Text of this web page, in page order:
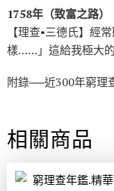
1758年（致富之路）
【理查•三德氏】經
樣……」這給我極大的
附錄──近300年窮理
相關商品